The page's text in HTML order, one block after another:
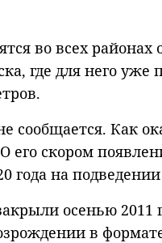
во всех районах
где для него
сообщается. Как
скором
года на
осенью 2011
в